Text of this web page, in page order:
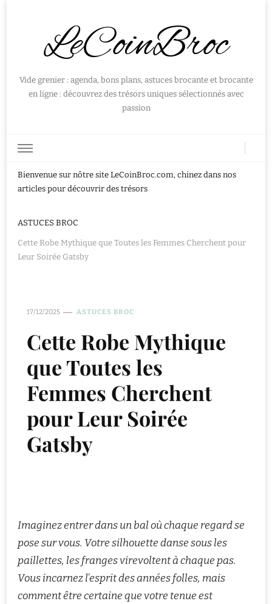
LeCoinBroc
Vide grenier : agenda, bons plans, astuces brocante et brocante
en ligne : découvrez des trésors uniques sélectionnés avec
passion
Bienvenue sur nôtre site LeCoinBroc.com, chinez dans nos
articles pour découvrir des trésors
ASTUCES BROC
Cette Robe Mythique que Toutes les Femmes Cherchent pour
Leur Soirée Gatsby
17/12/2025 ASTUCES BROC
Cette Robe Mythique
que Toutes les
Femmes Cherchent
pour Leur Soirée
Gatsby
Imaginez entrer dans un bal où chaque regard se
pose sur vous. Votre silhouette danse sous les
paillettes, les franges virevoltent à chaque pas.
Vous incarnez l’esprit des années folles, mais
comment être certaine que votre tenue est